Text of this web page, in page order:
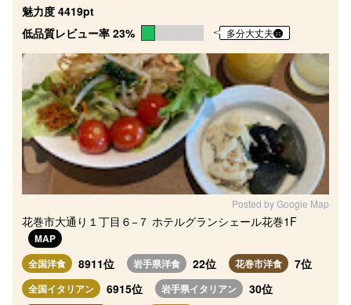
魅力度 4419pt
低品質レビュー率 23%
多分大丈夫
Posted by Google Map
花巻市大通り１丁目６−７ ホテルグランシェール花巻1F
MAP
全国洋食
8911位 岩手県洋食 22位 花巻市洋食 7位
全国イタリアン 6915位 岩手県イタリアン 30位